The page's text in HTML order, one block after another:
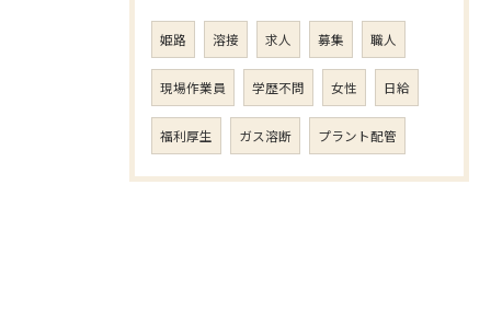
姫路 溶接 求人 募集 職人
現場作業員 学歴不問 女性 日給
福利厚生 ガス溶断 プラント配管